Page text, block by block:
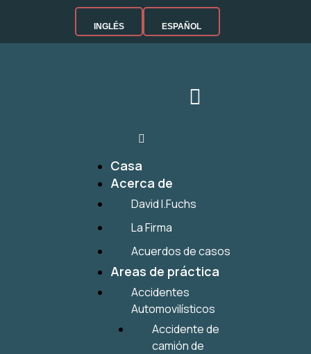
INGLÉS ESPAÑOL
Casa
Acerca de
David I.Fuchs
La Firma
Acuerdos de casos
Areas de práctica
Accidentes
Automovilísticos
Accidente de
camión de